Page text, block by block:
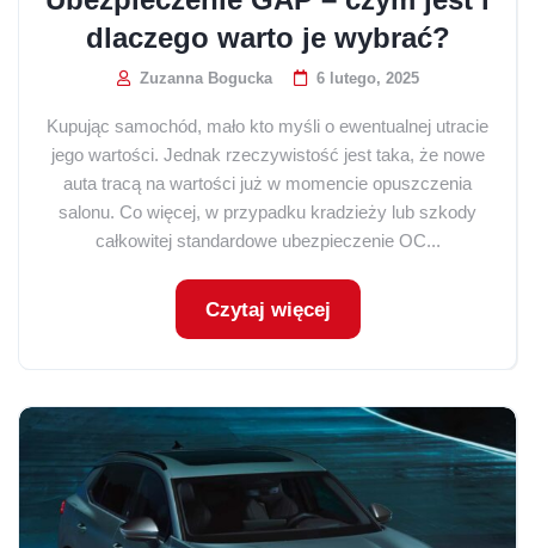
dlaczego warto je wybrać?
Zuzanna Bogucka 6 lutego, 2025
Kupując samochód, mało kto myśli o ewentualnej utracie
jego wartości. Jednak rzeczywistość jest taka, że nowe
auta tracą na wartości już w momencie opuszczenia
salonu. Co więcej, w przypadku kradzieży lub szkody
całkowitej standardowe ubezpieczenie OC...
Czytaj więcej